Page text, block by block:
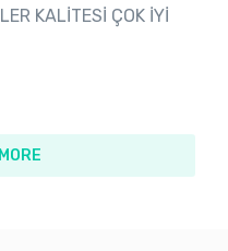
KALİTESİ ÇOK İYİ